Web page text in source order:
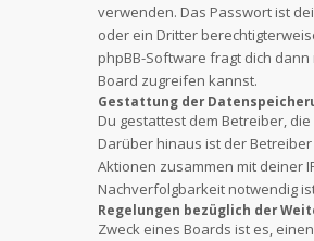
verwenden. Das Passwort ist
oder ein Dritter
phpBB-Software fragt dich
Board zugreifen kannst.
Gestattung der
Du gestattest dem Betreiber,
Darüber hinaus ist der
Aktionen zusammen mit deiner
Nachverfolgbarkeit notwendig
Regelungen bezüglich der
Zweck eines Boards ist es,